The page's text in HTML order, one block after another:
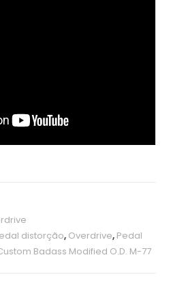
distorção, Overdrive, Pedal
Badass Modified O.D. M-77